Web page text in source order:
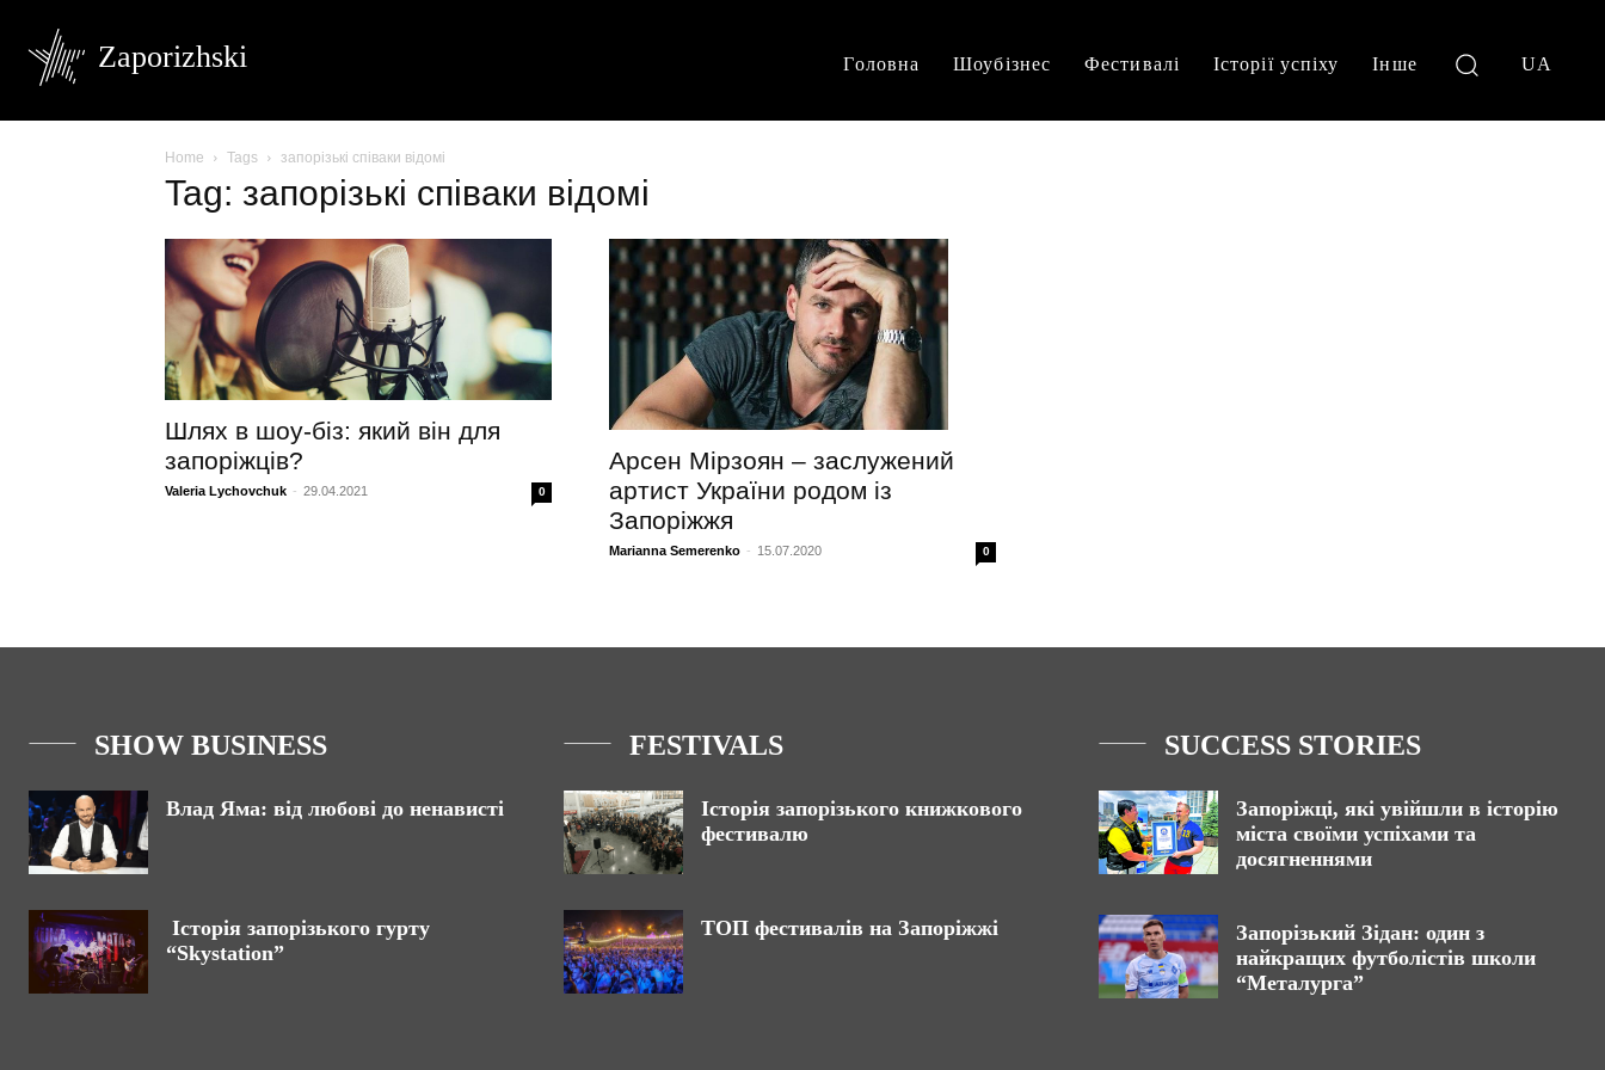
Zaporizhski Головна Шоубізнес Фестивалі Історії успіху Інше UA
Home Tags запорізькі співаки відомі
Tag: запорізькі співаки відомі
Шлях в шоу-біз: який він для
запоріжців?
Valeria Lychovchuk - 29.04.2021 0
Арсен Мірзоян – заслужений
артист України родом із
Запоріжжя
Marianna Semerenko - 15.07.2020 0
SHOW BUSINESS
Влад Яма: від любові до ненависті
Історія запорізького гурту
“Skystation”
FESTIVALS
Історія запорізького книжкового
фестивалю
ТОП фестивалів на Запоріжжі
SUCCESS STORIES
Запоріжці, які увійшли в історію
міста своїми успіхами та
досягненнями
Запорізький Зідан: один з
найкращих футболістів школи
“Металурга”